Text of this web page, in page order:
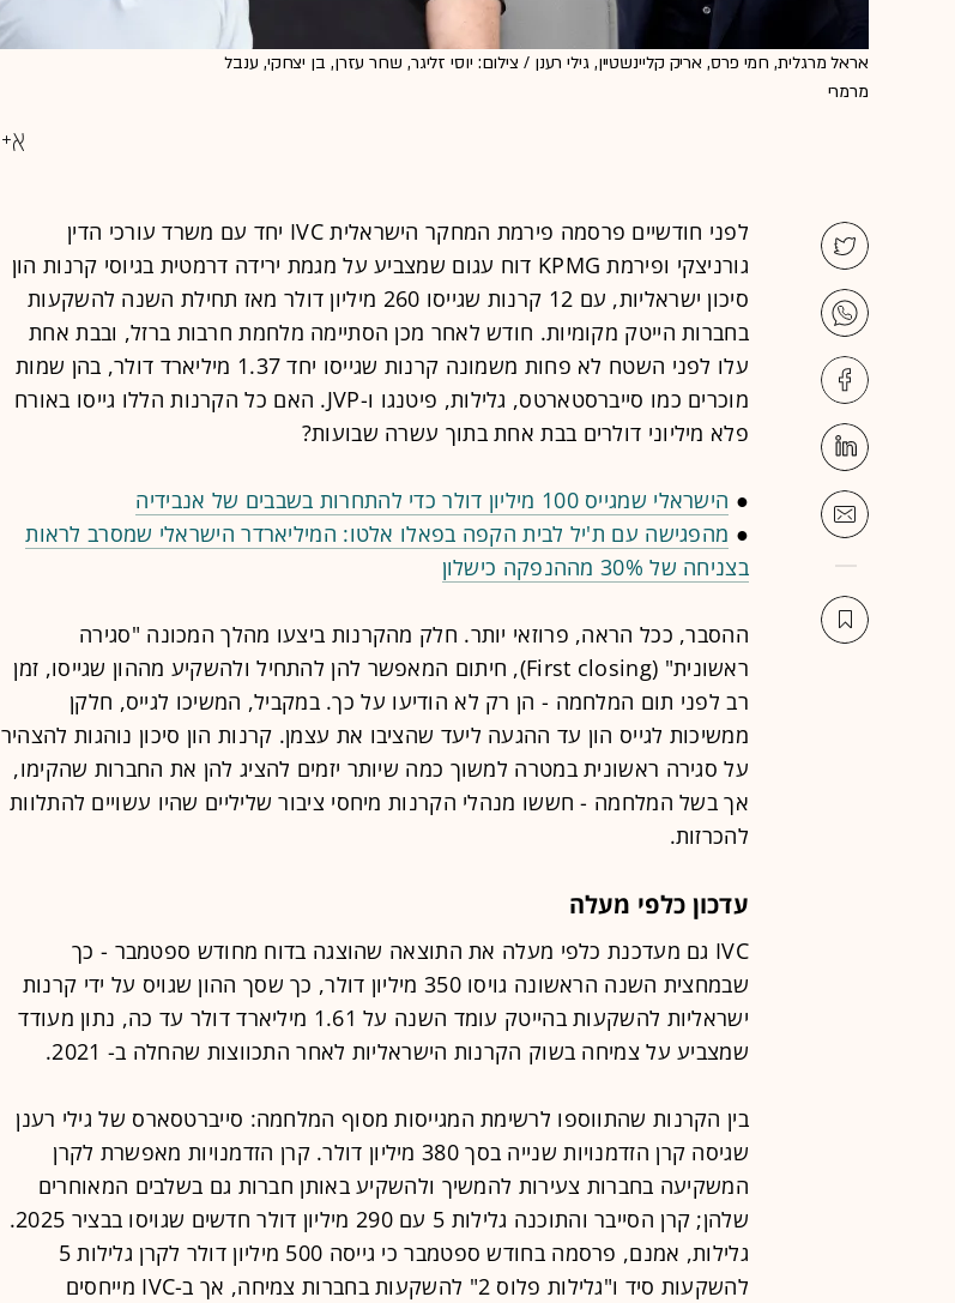
אראל מרגלית, חמי פרס, אריק קליינשטיין, גילי רענן / צילום: יוסי זליגר, שחר עזרן, בן יצחקי, ענבל
מרמרי
לפני חודשיים פרסמה פירמת המחקר הישראלית IVC יחד עם משרד עורכי הדין
גורניצקי ופירמת KPMG דוח עגום שמצביע על מגמת ירידה דרמטית בגיוסי קרנות הון
סיכון ישראליות, עם 12 קרנות שגייסו 260 מיליון דולר מאז תחילת השנה להשקעות
בחברות הייטק מקומיות. חודש לאחר מכן הסתיימה מלחמת חרבות ברזל, ובבת אחת
עלו לפני השטח לא פחות משמונה קרנות שגייסו יחד 1.37 מיליארד דולר, בהן שמות
מוכרים כמו סייברסטארטס, גלילות, פיטנגו ו-JVP. האם כל הקרנות הללו גייסו באורח
פלא מיליוני דולרים בבת אחת בתוך עשרה שבועות?
● הישראלי שמגייס 100 מיליון דולר כדי להתחרות בשבבים של אנבידיה
● מהפגישה עם ת'יל לבית הקפה בפאלו אלטו: המיליארדר הישראלי שמסרב לראות
בצניחה של 30% מההנפקה כישלון
ההסבר, ככל הראה, פרוזאי יותר. חלק מהקרנות ביצעו מהלך המכונה "סגירה
ראשונית" (First closing), חיתום המאפשר להן להתחיל ולהשקיע מההון שגייסו, זמן
רב לפני תום המלחמה - הן רק לא הודיעו על כך. במקביל, המשיכו לגייס, חלקן
ממשיכות לגייס הון עד ההגעה ליעד שהציבו את עצמן. קרנות הון סיכון נוהגות להצהיר
על סגירה ראשונית במטרה למשוך כמה שיותר יזמים להציג להן את החברות שהקימו,
אך בשל המלחמה - חששו מנהלי הקרנות מיחסי ציבור שליליים שהיו עשויים להתלוות
להכרזות.
עדכון כלפי מעלה
IVC גם מעדכנת כלפי מעלה את התוצאה שהוצגה בדוח מחודש ספטמבר - כך
שבמחצית השנה הראשונה גויסו 350 מיליון דולר, כך שסך ההון שגויס על ידי קרנות
ישראליות להשקעות בהייטק עומד השנה על 1.61 מיליארד דולר עד כה, נתון מעודד
שמצביע על צמיחה בשוק הקרנות הישראליות לאחר התכווצות שהחלה ב- 2021.
בין הקרנות שהתווספו לרשימת המגייסות מסוף המלחמה: סייברטסארס של גילי רענן
שגיסה קרן הזדמנויות שנייה בסך 380 מיליון דולר. קרן הזדמנויות מאפשרת לקרן
המשקיעה בחברות צעירות להמשיך ולהשקיע באותן חברות גם בשלבים המאוחרים
שלהן; קרן הסייבר והתוכנה גלילות 5 עם 290 מיליון דולר חדשים שגויסו בבציר 2025.
גלילות, אמנם, פרסמה בחודש ספטמבר כי גייסה 500 מיליון דולר לקרן גלילות 5
להשקעות סיד ו"גלילות פלוס 2" להשקעות בחברות צמיחה, אך ב-IVC מייחסים